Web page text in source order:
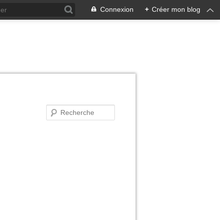
Connexion + Créer mon blog